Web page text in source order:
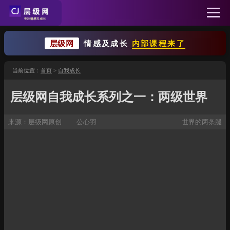
层级网 情感及成长 内部课程来了
当前位置： 首页 > 自我成长
层级网自我成长系列之一：两级世界
世界的两条腿
来源： 层级网原创 公心羽